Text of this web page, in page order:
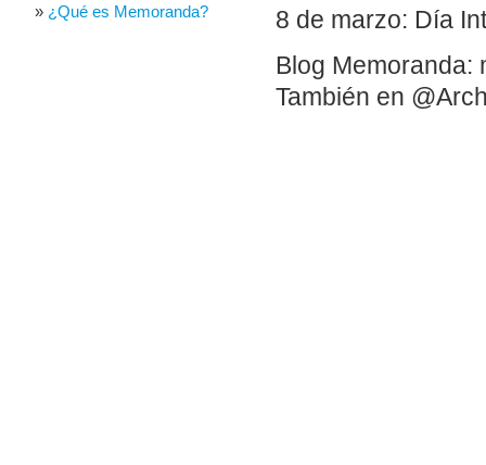
8 de marzo: Día
Blog Memoranda:
También en
¿Qué es Memoranda?